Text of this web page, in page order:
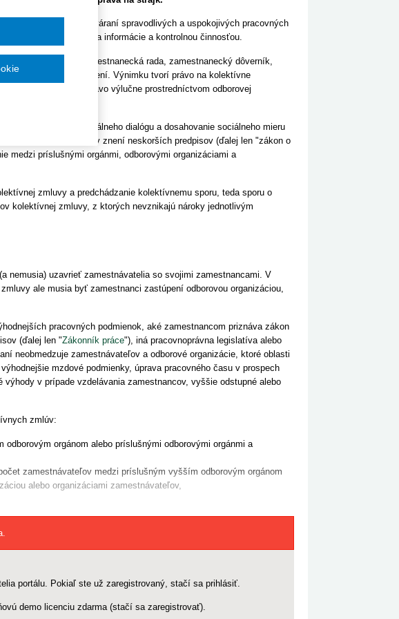
zástupcov na utváraní spravodlivých a uspokojivých pracovných
právom na informácie a kontrolnou činnosťou.
zastupuje buď zamestnanecká rada, zamestnanecký dôverník,
povinnosť byť zastúpení. Výnimku tvorí právo na kolektívne
majú zamestnanci právo výlučne prostredníctvom odborovej
účinného sociálneho dialógu a dosahovanie sociálneho mieru
vyjednávaní v znení neskorších predpisov (ďalej len "zákon o
medzi príslušnými orgánmi, odborovými organizáciami a
zmluvy a predchádzanie kolektívnemu sporu, teda sporu o
kolektívnej zmluvy, z ktorých nevznikajú nároky jednotlivým
nemusia) uzavrieť zamestnávatelia so svojimi zamestnancami. V
ale musia byť zamestnanci zastúpení odborovou organizáciou,
pracovných podmienok, aké zamestnancom priznáva zákon
(ďalej len "Zákonník práce"), iná pracovnoprávna legislatíva alebo
neobmedzuje zamestnávateľov a odborové organizácie, ktoré oblasti
mzdové podmienky, úprava pracovného času v prospech
v prípade vzdelávania zamestnancov, vyššie odstupné alebo
zmlúv:
orgánom alebo príslušnými odborovými orgánmi a
zamestnávateľov medzi príslušným vyšším odborovým orgánom
alebo organizáciami zamestnávateľov,
portálu. Pokiaľ ste už zaregistrovaný, stačí sa prihlásiť.
demo licenciu zdarma (stačí sa zaregistrovať).